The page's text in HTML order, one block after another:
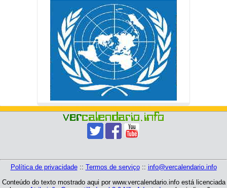
Política de privacidade:: Termos de serviço:: info@vercalendario.info
Conteúdo do texto mostrado aqui por www.vercalendario.info está licenciada